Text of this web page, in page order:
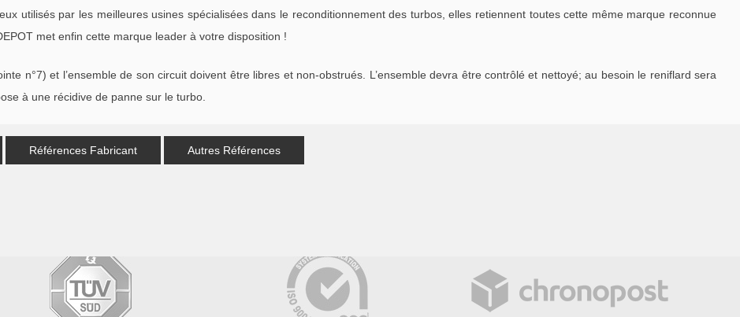
utilisés par les meilleures usines spécialisées dans le reconditionnement des turbos, elles retiennent toutes cette même marque reconnue
met enfin cette marque leader à votre disposition !
n°7) et l’ensemble de son circuit doivent être libres et non-obstrués. L’ensemble devra être contrôlé et nettoyé; au besoin le reniflard sera
à une récidive de panne sur le turbo.
Références Fabricant Autres Références